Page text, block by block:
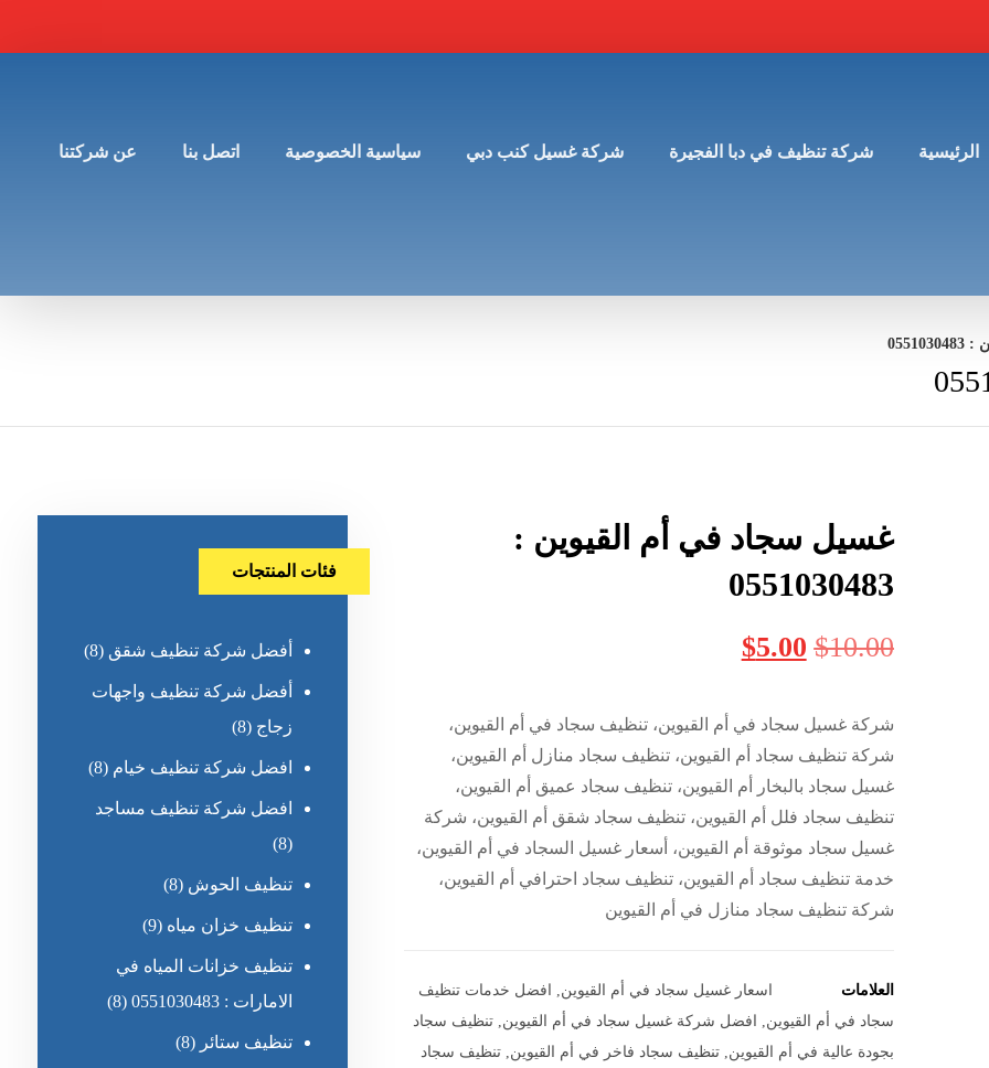
الرئيسية شركة تنظيف في دبا الفجيرة شركة غسيل كنب دبي سياسية الخصوصية اتصل بنا عن شركتنا
غسيل سجاد في أم القيوين :
0551030483
$10.00
$5.00
شركة غسيل سجاد في أم القيوين، تنظيف سجاد في أم القيوين،
شركة تنظيف سجاد أم القيوين، تنظيف سجاد منازل أم القيوين،
غسيل سجاد بالبخار أم القيوين، تنظيف سجاد عميق أم القيوين،
تنظيف سجاد فلل أم القيوين، تنظيف سجاد شقق أم القيوين، شركة
غسيل سجاد موثوقة أم القيوين، أسعار غسيل السجاد في أم القيوين،
خدمة تنظيف سجاد أم القيوين، تنظيف سجاد احترافي أم القيوين،
شركة تنظيف سجاد منازل في أم القيوين
العلامات اسعار غسيل سجاد في أم القيوين
افضل خدمات تنظيف
سجاد في أم القيوين
افضل شركة غسيل سجاد في أم القيوين ,تنظيف سجاد
بجودة عالية في أم القيوين ,تنظيف سجاد فاخر في أم القيوين ,تنظيف سجاد
فئات المنتجات
أفضل شركة تنظيف شقق (8)
أفضل شركة تنظيف واجهات
زجاج (8)
افضل شركة تنظيف خيام (8)
افضل شركة تنظيف مساجد
(8)
تنظيف الحوش (8)
تنظيف خزان مياه (9)
تنظيف خزانات المياه في
الامارات : 0551030483
(8)
تنظيف ستائر (8)